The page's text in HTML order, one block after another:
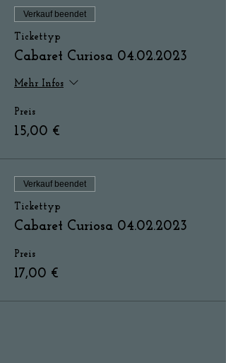
Verkauf beendet
Tickettyp
Cabaret Curiosa 04.02.2023
Mehr Infos
Preis
15,00 €
Verkauf beendet
Tickettyp
Cabaret Curiosa 04.02.2023
Preis
17,00 €